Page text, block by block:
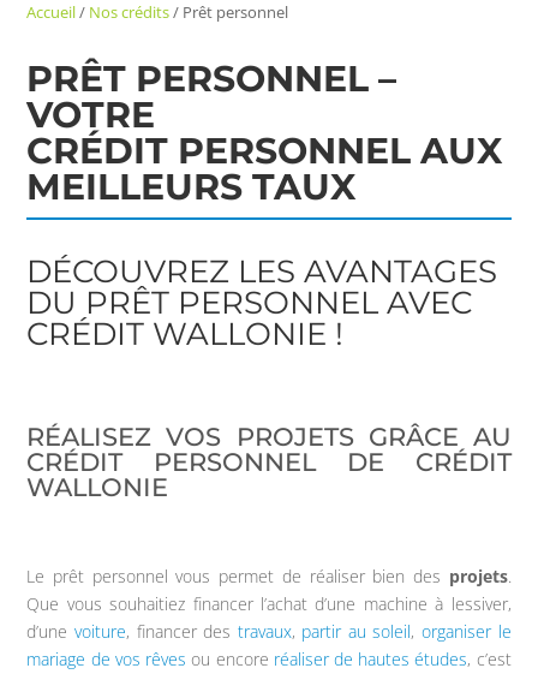
Accueil/ Nos crédits/ Prêt personnel
PRÊT PERSONNEL –
VOTRE
CRÉDIT PERSONNEL AUX
MEILLEURS TAUX
DÉCOUVREZ LES AVANTAGES
DU PRÊT PERSONNEL AVEC
CRÉDIT WALLONIE !
RÉALISEZ VOS PROJETS GRÂCE AU
CRÉDIT PERSONNEL DE CRÉDIT
WALLONIE
Le prêt personnel vous permet de réaliser bien des projets.
Que vous souhaitiez financer l’achat d’une machine à lessiver,
d’une voiture, financer des travaux, partir au soleil,organiser le
mariage de vos rêves ou encore réaliser de hautes études, c’est